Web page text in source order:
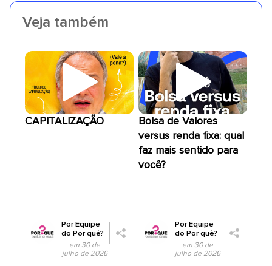
Veja também
CAPITALIZAÇÃO
PorEquipe
do Por quê?
em 30 de
julho de 2026
Bolsa de Valores
versus renda fixa: qual
faz mais sentido para
você?
PorEquipe
do Por quê?
em 30 de
julho de 2026